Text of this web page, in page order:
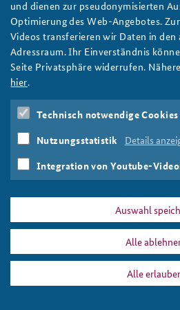
Anfahrt
Freundeskreis
Deutsches Forum
Arbeitskreis "Junge
Das Sicherheitspolitische Gespräch
Studierendenkonferenz
Newsletter-Archiv
Uniformierte Soldaten mit Helmen
zwischen zwei hellblauen
ein dahinter aufragendes großes
Foto: U.S. Army/Johnson
PRESSE DATENSCHUTZ
nukleardialog_seoul_slider.png
und dienen zur pseudonymisierten
Optimierung des Web-Angebotes.
Videos transferieren wir Daten in den
Adressraum. Ihr Einverständnis
Seite Privatsphäre widerrufen.
hier.
Technisch notwendige Cookies
Nutzungsstatistik Details
Integration von Youtube-
Auswahl
Alle
Alle